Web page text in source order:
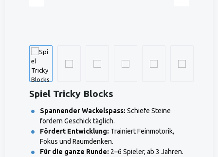
Spiel Tricky Blocks
Spannender Wackelspass: Schiefe Steine
fordern Geschick täglich.
Fördert Entwicklung: Trainiert Feinmotorik,
Fokus und Raumdenken.
Für die ganze Runde: 2–6 Spieler, ab 3 Jahren.